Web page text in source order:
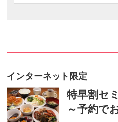
インターネット限定
特早割セ
～予約で